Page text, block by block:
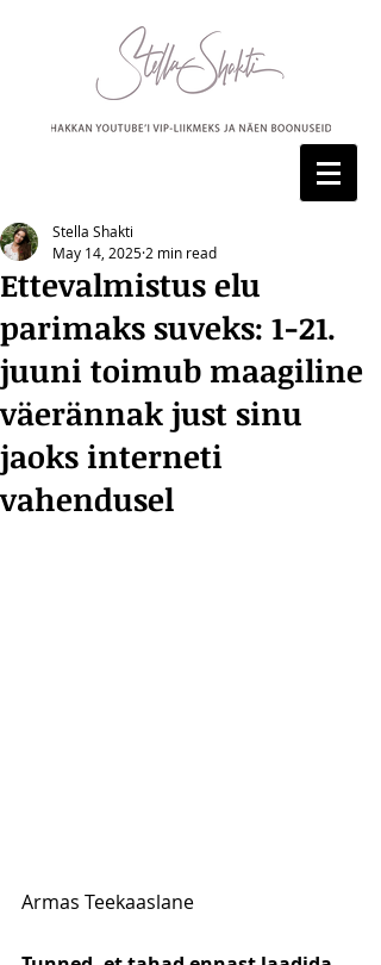
Ettevalmistus elu
parimaks suveks: 1-21.
juuni toimub maagiline
väerännak just sinu
jaoks interneti
vahendusel
Stella Shakti
May 14, 2025 2 min read
Armas Teekaaslane